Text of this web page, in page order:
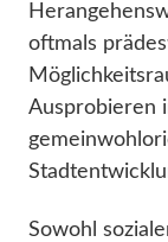
oftmals
Ausprobieren
Sowohl